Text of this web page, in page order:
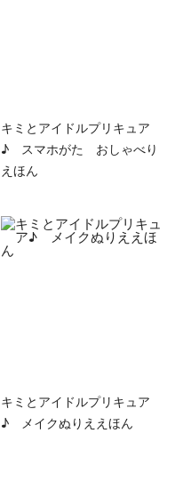
キミとアイドルプリキュア
♪ スマホがた おしゃべり
えほん
キミとアイドルプリキュア
♪ メイクぬりええほん